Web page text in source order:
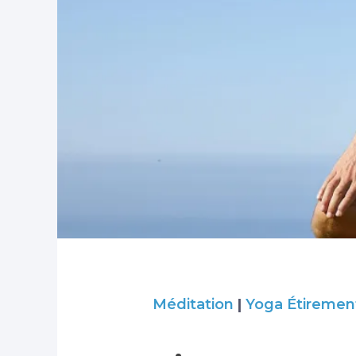
Méditation | Yoga